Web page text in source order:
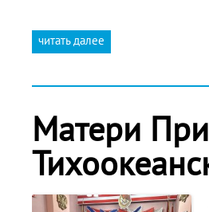
читать далее
Матери